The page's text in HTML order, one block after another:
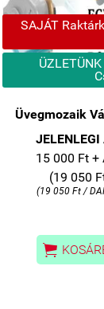
SAJÁT
Üvegmozaik
JELENLEGI
15 000 Ft +
(19 050
(19 050 Ft /
